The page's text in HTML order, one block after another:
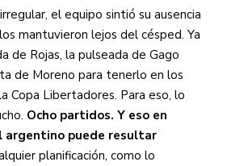
el equipo sintió su ausencia
mantuvieron lejos del césped. Ya
de Rojas, la pulseada de Gago
de Moreno para tenerlo en los
Copa Libertadores. Para eso, lo
Ocho partidos. Y eso en
argentino puede resultar
planificación, como lo